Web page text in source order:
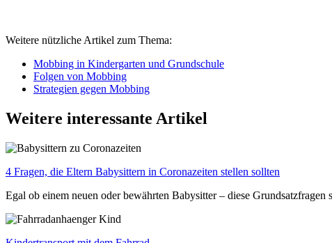
Weitere nützliche Artikel zum Thema:
Mobbing in Kindergarten und Grundschule
Folgen von Mobbing
Strategien gegen Mobbing
Weitere interessante Artikel
4 Fragen, die Eltern Babysittern in Coronazeiten stellen sollten
Egal ob einem neuen oder bewährten Babysitter – diese